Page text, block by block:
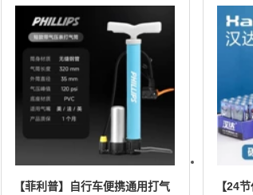
【菲利普】自行车便携通用打气
【24